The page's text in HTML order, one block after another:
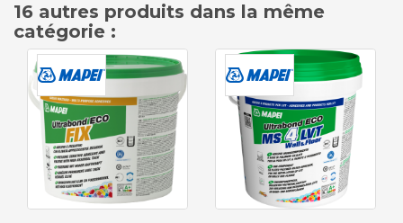
16 autres produits dans la même
catégorie :